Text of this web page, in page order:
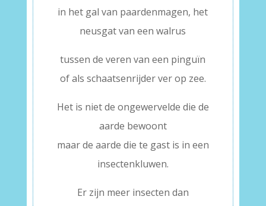
in het gal van paardenmagen, het
neusgat van een walrus
tussen de veren van een pinguïn
of als schaatsenrijder ver op zee.
Het is niet de ongewervelde die de
aarde bewoont
maar de aarde die te gast is in een
insectenkluwen.
Er zijn meer insecten dan